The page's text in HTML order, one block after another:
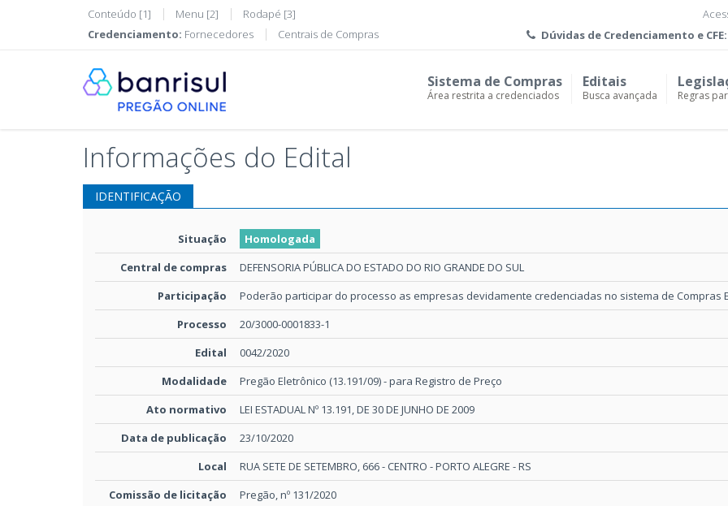
Conteúdo [1] Menu [2] Rodapé [3]
Credenciamento: Fornecedores Centrais de Compras Dúvidas de Credenciamento e CFE:
Sistema de Compras
Área restrita a credenciados
Editais
Busca avançada Regras
Informações do Edital
IDENTIFICAÇÃO
Situação
Homologada
Central de compras
DEFENSORIA PÚBLICA DO ESTADO DO RIO GRANDE DO SUL
Participação
Poderão participar do processo as empresas devidamente credenciadas no sistema de Compras
Processo
20/3000-0001833-1
Edital
0042/2020
Modalidade
Pregão Eletrônico (13.191/09) - para Registro de Preço
Ato normativo
LEI ESTADUAL Nº 13.191, DE 30 DE JUNHO DE 2009
Data de publicação
23/10/2020
Local
RUA SETE DE SETEMBRO, 666 - CENTRO - PORTO ALEGRE - RS
Comissão de licitação
Pregão, nº 131/2020